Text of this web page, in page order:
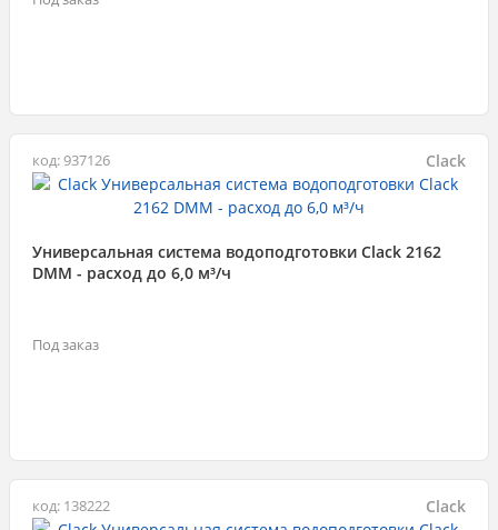
код: 937126 Clack
Универсальная система водоподготовки Clack 2162
DMM - расход до 6,0 м³/ч
Под заказ
код: 138222 Clack